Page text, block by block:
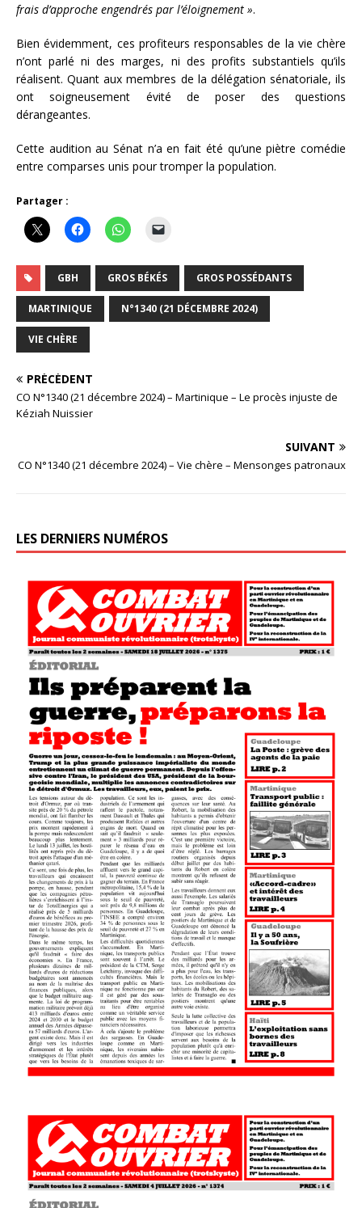
frais d’approche engendrés par l’éloignement ».
Bien évidemment, ces profiteurs responsables de la vie chère
n’ont parlé ni des marges, ni des profits substantiels qu’ils
réalisent. Quant aux membres de la délégation sénatoriale, ils
ont soigneusement évité de poser des questions
dérangeantes.
Cette audition au Sénat n’a en fait été qu’une piètre comédie
entre comparses unis pour tromper la population.
Partager :
GBH GROS BÉKÉS GROS POSSÉDANTS
MARTINIQUE N°1340 (21 DÉCEMBRE 2024)
VIE CHÈRE
PRÉCÉDENT
CO N°1340 (21 décembre 2024) – Martinique – Le procès injuste de
Kéziah Nuissier
SUIVANT
CO N°1340 (21 décembre 2024) – Vie chère – Mensonges patronaux
LES DERNIERS NUMÉROS